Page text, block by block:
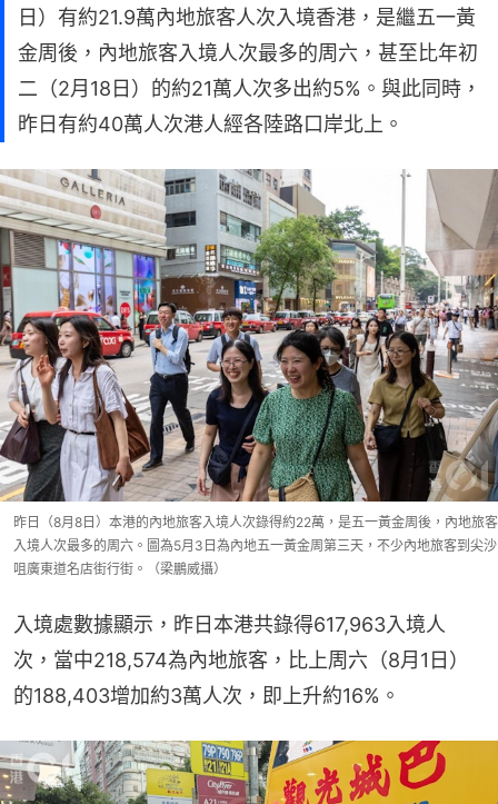
日）有約21.9萬內地旅客人次入境香港，是繼五一黃
金周後，內地旅客入境人次最多的周六，甚至比年初
二（2月18日）的約21萬人次多出約5%。與此同時，
昨日有約40萬人次港人經各陸路口岸北上。
昨日（8月8日）本港的內地旅客入境人次錄得約22萬，是五一黃金周後，內地旅客
入境人次最多的周六。圖為5月3日為內地五一黃金周第三天，不少內地旅客到尖沙
咀廣東道名店街行街。（梁鵬威攝）
入境處數據顯示，昨日本港共錄得617,963入境人
次，當中218,574為內地旅客，比上周六（8月1日）
的188,403增加約3萬人次，即上升約16%。